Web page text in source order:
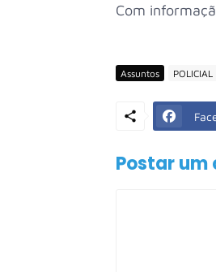
Com
Assuntos POLICIAL
Postar